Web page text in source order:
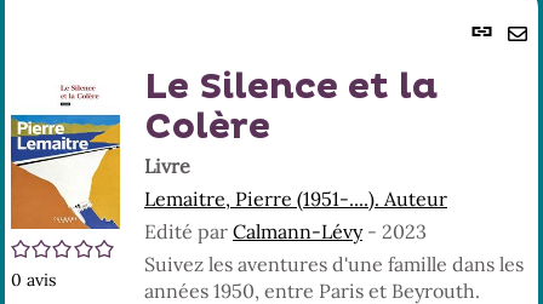
/5
0 avis
Le Silence et la
Colère
Livre
Lemaitre, Pierre (1951-....). Auteur
Edité par Calmann-Lévy- 2023
Suivez les aventures d'une famille dans les
années 1950, entre Paris et Beyrouth.